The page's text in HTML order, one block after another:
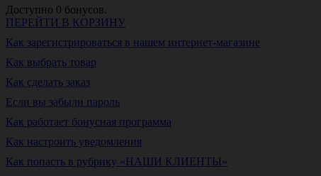
Доступно 0 бонусов.
ПЕРЕЙТИ В КОРЗИНУ
Как зарегистрироваться в нашем интернет-магазине
Как выбрать товар
Как сделать заказ
Если вы забыли пароль
Как работает бонусная программа
Как настроить уведомления
Как попасть в рубрику «НАШИ КЛИЕНТЫ»